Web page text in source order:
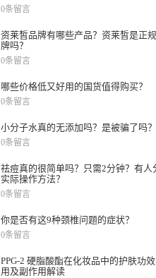
0条留言
资莱皙品牌有哪些产品？资莱皙是正
牌吗？
0条留言
哪些价格低又好用的国货值得购买？
0条留言
小分子水真的无添加吗？是被骗了吗？
0条留言
祛痘真的很简单吗？只需2分钟？有人
实际操作方法？
0条留言
你是否有这9种颈椎问题的症状？
0条留言
PPG-2 硬脂酸酯在化妆品中的护肤功
用及副作用解读